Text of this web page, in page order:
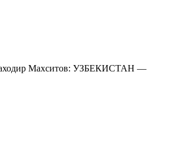
Махситов: УЗБЕКИСТАН —